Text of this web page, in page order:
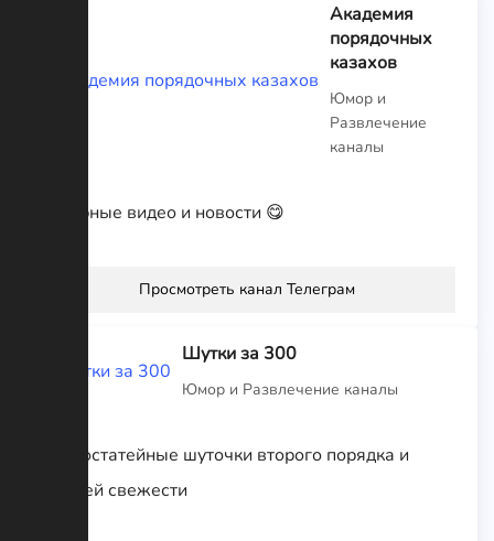
Академия
порядочных
казахов
Юмор и
Развлечение
каналы
Отборные видео и новости 😋
Просмотреть канал Телеграм
Шутки за 300
Юмор и Развлечение каналы
Первостатейные шуточки второго порядка и
третьей свежести